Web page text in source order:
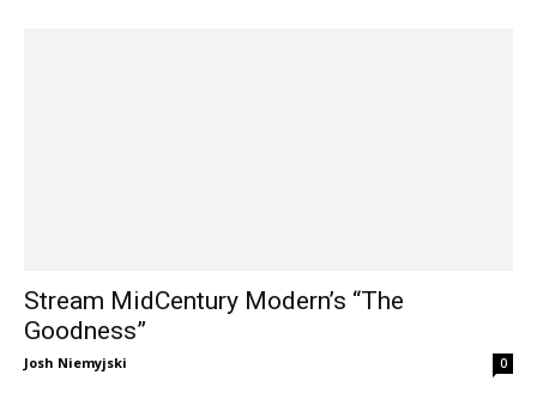
Stream MidCentury Modern’s “The
Goodness”
Josh Niemyjski 0